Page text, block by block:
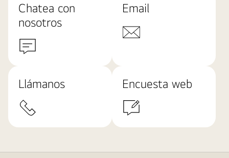
Chatea con
nosotros
Email
Llámanos Encuesta web